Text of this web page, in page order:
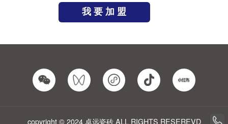
copyright © 2024 卓远瓷砖 ALL RIGHTS RESEREVD